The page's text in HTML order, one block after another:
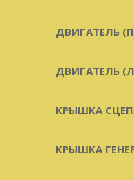
ДВИГАТЕЛЬ
ДВИГАТЕЛЬ
КРЫШКА
КРЫШКА